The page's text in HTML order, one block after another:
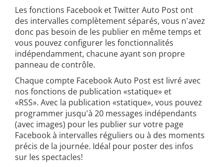
Les fonctions Facebook et Twitter Auto Post ont
des intervalles complètement séparés, vous n'avez
donc pas besoin de les publier en même temps et
vous pouvez configurer les fonctionnalités
indépendamment, chacune ayant son propre
panneau de contrôle.
Chaque compte Facebook Auto Post est livré avec
nos fonctions de publication «statique» et
«RSS». Avec la publication «statique», vous pouvez
programmer jusqu'à 20 messages indépendants
(avec images) pour les publier sur votre page
Facebook à intervalles réguliers ou à des moments
précis de la journée. Idéal pour poster des infos
sur les spectacles!